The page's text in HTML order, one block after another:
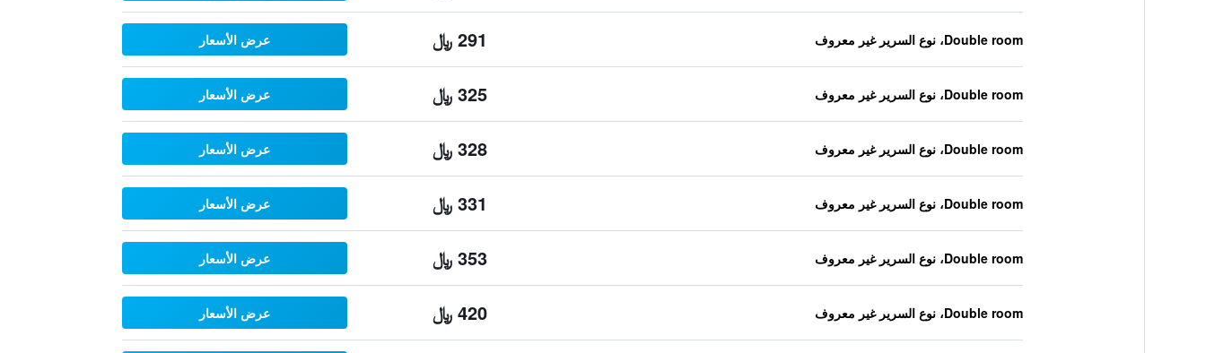
Double room، نوع السرير غير معروف 291 ﷼ عرض الأسعار
Double room، نوع السرير غير معروف 325 ﷼ عرض الأسعار
Double room، نوع السرير غير معروف 328 ﷼ عرض الأسعار
Double room، نوع السرير غير معروف 331 ﷼ عرض الأسعار
Double room، نوع السرير غير معروف 353 ﷼ عرض الأسعار
Double room، نوع السرير غير معروف 420 ﷼ عرض الأسعار